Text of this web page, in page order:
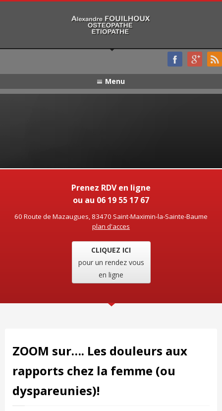
Menu
Prenez RDV en ligne
ou au 06 19 55 17 67
60 Route de Mazaugues, 83470 Saint-Maximin-la-Sainte-Baume
plan d'acces
CLIQUEZ ICI
pour un rendez vous
en ligne
ZOOM sur…. Les douleurs aux
rapports chez la femme (ou
dyspareunies)!